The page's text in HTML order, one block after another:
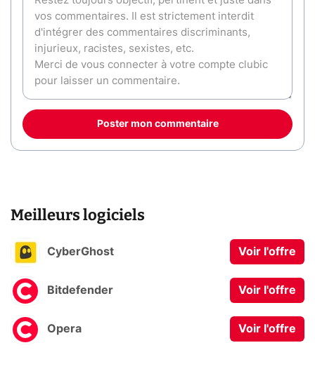
Poster mon commentaire
Meilleurs logiciels
CyberGhost Voir l'offre
Bitdefender Voir l'offre
Opera Voir l'offre